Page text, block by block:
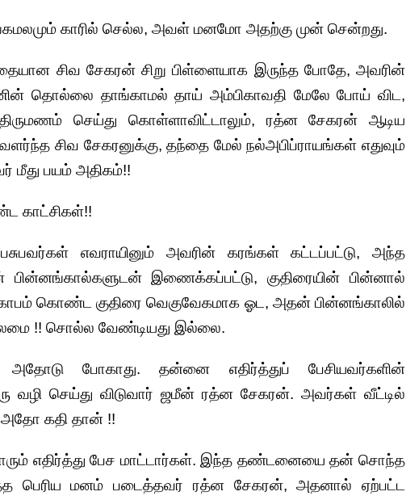
காரில் செல்ல, அவள் மனமோ அதற்கு முன் சென்றது.
சிவ சேகரன் சிறு பிள்ளையாக இருந்த போதே, அவரின்
தொல்லை தாங்காமல் தாய் அம்பிகாவதி மேலே போய் விட,
திருமணம் செய்து கொள்ளாவிட்டாலும், ரத்ன சேகரன் ஆடிய
சிவ சேகரனுக்கு, தந்தை மேல் நல்அபிப்ராயங்கள் எதுவும்
மீது பயம் அதிகம்!!
காட்சிகள்!!
எவராயினும் அவரின் கரங்கள் கட்டப்பட்டு, அந்த
பின்னங்கால்களுடன் இணைக்கப்பட்டு, குதிரையின் பின்னால்
கொண்ட குதிரை வெகுவேகமாக ஓட, அதன் பின்னங்காலில்
!! சொல்ல வேண்டியது இல்லை.
அதோடு போகாது. தன்னை எதிர்த்துப் பேசியவர்களின்
வழி செய்து விடுவார் ஜமீன் ரத்ன சேகரன். அவர்கள் வீட்டில்
கதி தான் !!
எதிர்த்து பேச மாட்டார்கள். இந்த தண்டனையை தன் சொந்த
பெரிய மனம் படைத்தவர் ரத்ன சேகரன், அதனால் ஏற்பட்ட